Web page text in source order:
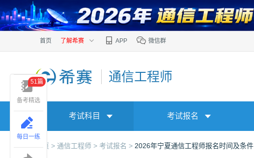
首页 了解希赛 APP 微信群
通信工程师
考试科目 考试报名
首页 > 通信工程师 > 考试报名 > 2026年宁夏通信工程师报名时间及条件
备考精选
51篇
每日一练